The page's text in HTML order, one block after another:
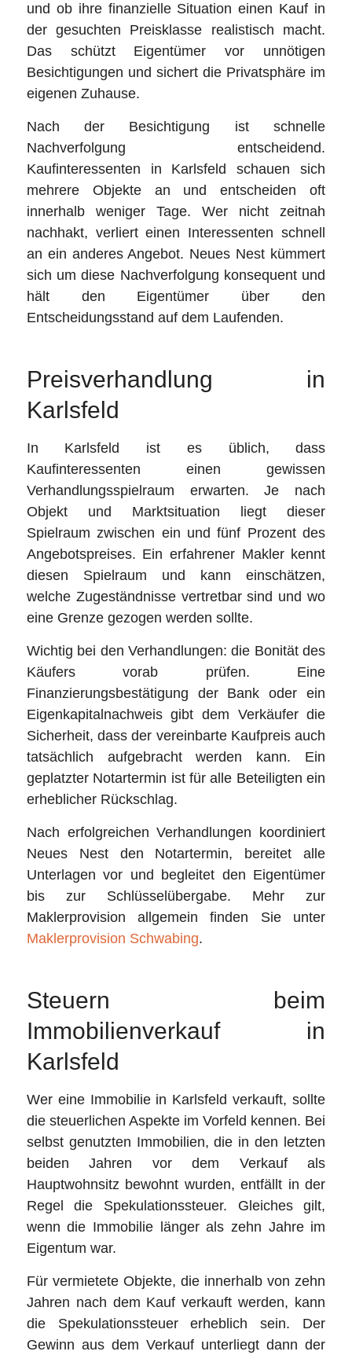
und ob ihre finanzielle Situation einen Kauf in
der gesuchten Preisklasse realistisch macht.
Das schützt Eigentümer vor unnötigen
Besichtigungen und sichert die Privatsphäre im
eigenen Zuhause.
Nach der Besichtigung ist schnelle
Nachverfolgung entscheidend.
Kaufinteressenten in Karlsfeld schauen sich
mehrere Objekte an und entscheiden oft
innerhalb weniger Tage. Wer nicht zeitnah
nachhakt, verliert einen Interessenten schnell
an ein anderes Angebot. Neues Nest kümmert
sich um diese Nachverfolgung konsequent und
hält den Eigentümer über den
Entscheidungsstand auf dem Laufenden.
Preisverhandlung in
Karlsfeld
In Karlsfeld ist es üblich, dass
Kaufinteressenten einen gewissen
Verhandlungsspielraum erwarten. Je nach
Objekt und Marktsituation liegt dieser
Spielraum zwischen ein und fünf Prozent des
Angebotspreises. Ein erfahrener Makler kennt
diesen Spielraum und kann einschätzen,
welche Zugeständnisse vertretbar sind und wo
eine Grenze gezogen werden sollte.
Wichtig bei den Verhandlungen: die Bonität des
Käufers vorab prüfen. Eine
Finanzierungsbestätigung der Bank oder ein
Eigenkapitalnachweis gibt dem Verkäufer die
Sicherheit, dass der vereinbarte Kaufpreis auch
tatsächlich aufgebracht werden kann. Ein
geplatzter Notartermin ist für alle Beteiligten ein
erheblicher Rückschlag.
Nach erfolgreichen Verhandlungen koordiniert
Neues Nest den Notartermin, bereitet alle
Unterlagen vor und begleitet den Eigentümer
bis zur Schlüsselübergabe. Mehr zur
Maklerprovision allgemein finden Sie unter
Maklerprovision Schwabing.
Steuern beim
Immobilienverkauf in
Karlsfeld
Wer eine Immobilie in Karlsfeld verkauft, sollte
die steuerlichen Aspekte im Vorfeld kennen. Bei
selbst genutzten Immobilien, die in den letzten
beiden Jahren vor dem Verkauf als
Hauptwohnsitz bewohnt wurden, entfällt in der
Regel die Spekulationssteuer. Gleiches gilt,
wenn die Immobilie länger als zehn Jahre im
Eigentum war.
Für vermietete Objekte, die innerhalb von zehn
Jahren nach dem Kauf verkauft werden, kann
die Spekulationssteuer erheblich sein. Der
Gewinn aus dem Verkauf unterliegt dann der